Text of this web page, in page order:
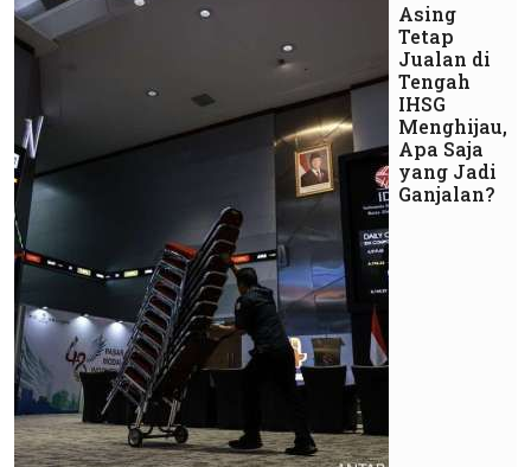
Asing
Tetap
Jualan di
Tengah
IHSG
Menghijau,
Apa Saja
yang Jadi
Ganjalan?